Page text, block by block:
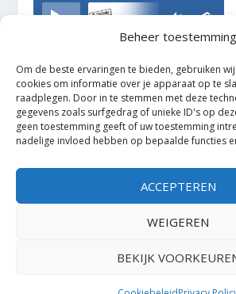
Beheer toestemming
Om de beste ervaringen te bieden, gebruiken
cookies om informatie over je apparaat op te
raadplegen. Door in te stemmen met deze
gegevens zoals surfgedrag of unieke ID's op
geen toestemming geeft of uw toestemming
nadelige invloed hebben op bepaalde functies
ACCEPTEREN
WEIGEREN
BEKIJK
TrudoFM
Elegant Themes|